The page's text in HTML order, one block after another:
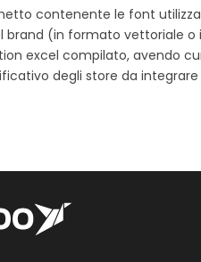
contenente le font
brand (in formato vettoriale o
excel compilato, avendo
degli store da